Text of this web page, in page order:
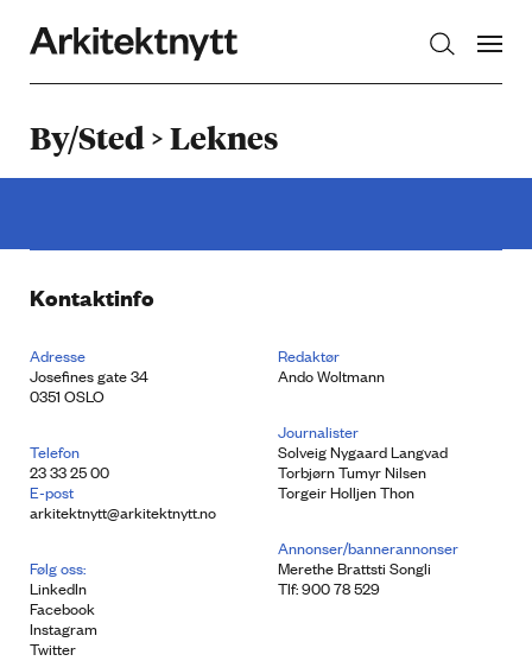
By/Sted > Leknes
Kontaktinfo
Adresse
Josefines gate 34
0351 OSLO
Telefon
23 33 25 00
E-post
arkitektnytt@arkitektnytt.no
Følg oss:
LinkedIn
Facebook
Instagram
Twitter
Redaktør
Ando Woltmann
Journalister
Solveig Nygaard Langvad
Torbjørn Tumyr Nilsen
Torgeir Holljen Thon
Annonser/bannerannonser
Merethe Brattsti Songli
Tlf: 900 78 529